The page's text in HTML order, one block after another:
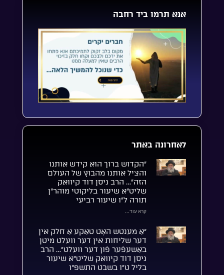
אנא תרמו ביד רחבה
לאחרונה באתר
“הקדוש ברוך הוא קידש אותנו
והציל אותנו מהבוץ של העולם
הזה”… הרב ניסן דוד קיוואק
שליט”א שיעור בליקוטי מוהר”ן
תורה ל”ו שיעור רביעי
קרא עוד...
“אַ מענטש האָט טאַקע אַ חלק אין
דער שליחות אין דער וועלט מיטן
באַשעפֿער פֿון דער וועלט”… הרב
ניסן דוד קיוואק שליט”א שיעור
בליל ט”ו בשבט התשפ”ו